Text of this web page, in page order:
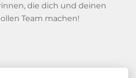
die dich und deinen
Team machen!